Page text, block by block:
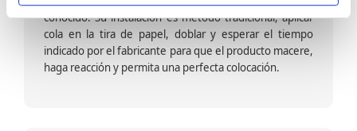
conocido. Su instalación es método tradicional, aplicar
cola en la tira de papel, doblar y esperar el tiempo
indicado por el fabricante para que el producto macere,
haga reacción y permita una perfecta colocación.